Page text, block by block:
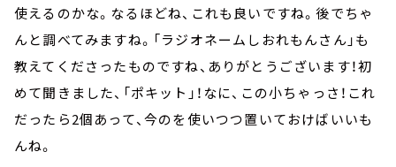
使えるのかな。なるほどね、これも良いですね。後でちゃ
んと調べてみますね。「ラジオネームしおれもんさん」も
教えてくださったものですね、ありがとうございます！初
めて聞きました、「ポキット」！なに、この小ちゃっさ！これ
だったら2個あって、今のを使いつつ置いておけばいいも
んね。